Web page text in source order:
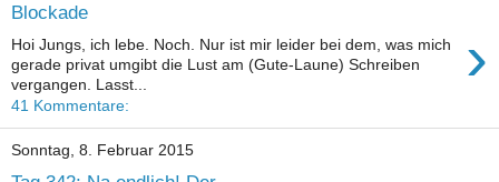
Blockade
›
Hoi Jungs, ich lebe. Noch. Nur ist mir leider bei dem, was mich
gerade privat umgibt die Lust am (Gute-Laune) Schreiben
vergangen. Lasst...
41 Kommentare:
Sonntag, 8. Februar 2015